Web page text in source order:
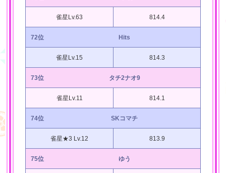
雀星Lv.63 814.4
72位 Hits
雀星Lv.15 814.3
73位 タチ2ナオ9
雀星Lv.11 814.1
74位 SKコマチ
雀星★3 Lv.12 813.9
75位 ゆう